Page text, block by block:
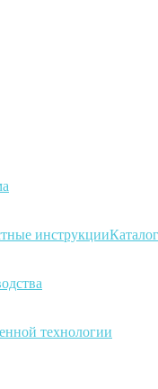
инструкции
технологии